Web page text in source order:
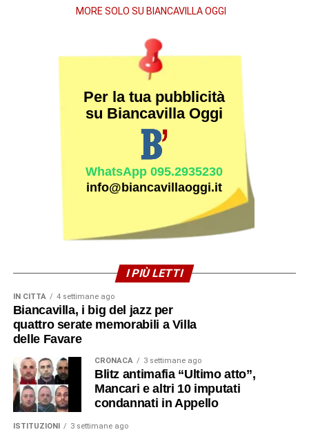
MORE SOLO SU BIANCAVILLA OGGI
Per la tua pubblicità
su Biancavilla Oggi
WhatsApp 095.2935230
info@biancavillaoggi.it
I PIÙ LETTI
IN CITTÀ 4 settimane ago
Biancavilla, i big del jazz per
quattro serate memorabili a Villa
delle Favare
CRONACA 3 settimane ago
Blitz antimafia “Ultimo atto”,
Mancari e altri 10 imputati
condannati in Appello
ISTITUZIONI 3 settimane ago